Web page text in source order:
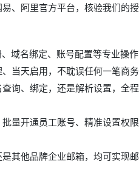
、阿里官方平台，核验我们的
域名绑定、账号配置等专业操
当天启用，不耽误任何一笔商
询、绑定，还是解析设置，
量开通员工账号、精准设置
其他品牌企业邮箱，均可实